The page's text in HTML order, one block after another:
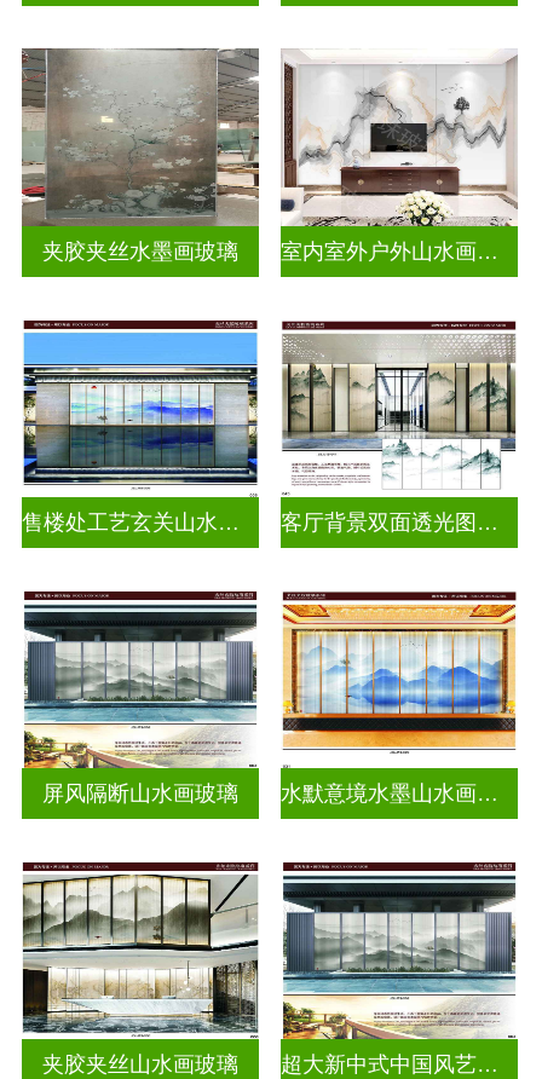
夹胶夹丝水墨画玻璃 室内室外户外山水画玻璃
售楼处工艺玄关山水画玻璃 客厅背景双面透光图案水墨画玻璃
屏风隔断山水画玻璃 水默意境水墨山水画玻璃
夹胶夹丝山水画玻璃 超大新中式中国风艺术水墨画玻璃